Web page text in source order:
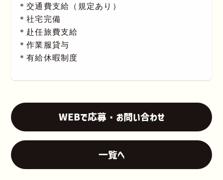
＊交通費支給（規定あり）
＊社宅完備
＊赴任旅費支給
＊作業服貸与
＊有給休暇制度
WEBで応募・お問い合わせ
一覧へ